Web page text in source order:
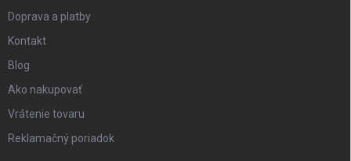
Doprava a platby
Kontakt
Blog
Ako nakupovať
Vrátenie tovaru
Reklamačný poriadok